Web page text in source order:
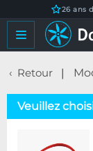
26 ans
Retour
Veuillez